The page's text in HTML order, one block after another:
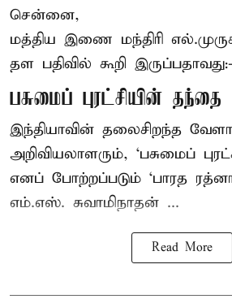
சென்னை,
மத்திய இணை மந்திரி
தள பதிவில் கூறி
பசுமைப் புரட்சியின் தந்தை
இந்தியாவின் தலைசிறந்த
அறிவியலாளரும், ‘பசுமைப்
எனப் போற்றப்படும் ‘பாரத
எம்.எஸ். சுவாமிநாதன் ...
Read More